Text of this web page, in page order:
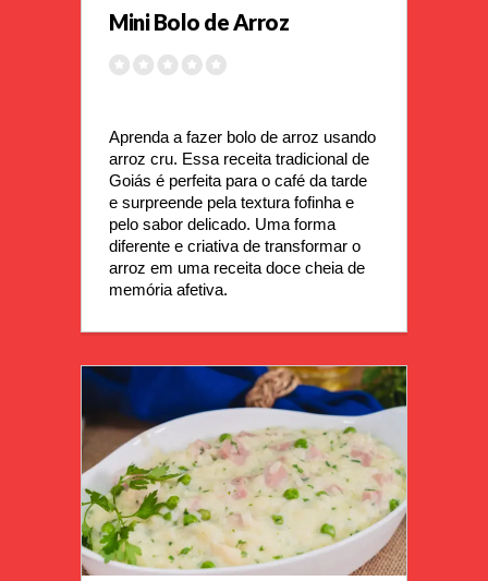
Mini Bolo de Arroz
Aprenda a fazer bolo de arroz usando
arroz cru. Essa receita tradicional de
Goiás é perfeita para o café da tarde
e surpreende pela textura fofinha e
pelo sabor delicado. Uma forma
diferente e criativa de transformar o
arroz em uma receita doce cheia de
memória afetiva.